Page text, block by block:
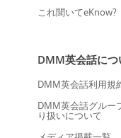
これ聞いてeKnow?
DMM英会話につ
DMM英会話利用規
DMM英会話グルー
り扱いについて